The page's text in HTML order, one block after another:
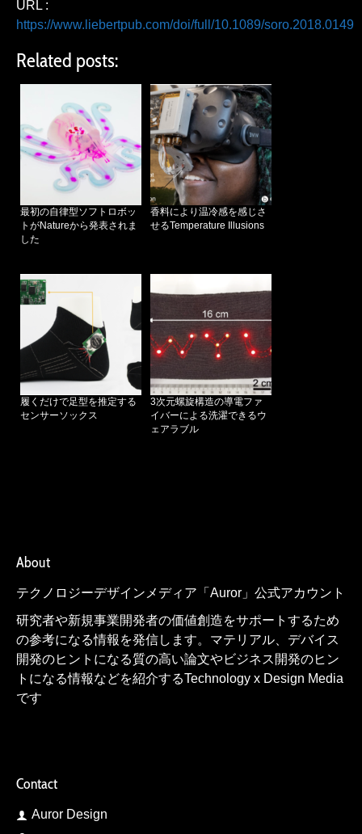
URL :
https://www.liebertpub.com/doi/full/10.1089/soro.2018.0149
Related posts:
最初の自律型ソフトロボッ
トがNatureから発表されま
した
香料により温冷感を感じさ
せるTemperature Illusions
履くだけで足型を推定する
センサーソックス
3次元螺旋構造の導電ファ
イバーによる洗濯できるウ
ェアラブル
About
テクノロジーデザインメディア「Auror」公式アカウント
研究者や新規事業開発者の価値創造をサポートするため
の参考になる情報を発信します。マテリアル、デバイス
開発のヒントになる質の高い論文やビジネス開発のヒン
トになる情報などを紹介するTechnology x Design Media
です
Contact
Auror Design